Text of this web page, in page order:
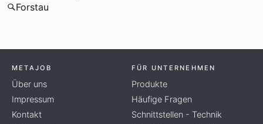
Forstau
METAJOB
Über uns
Impressum
Kontakt
FÜR UNTERNEHMEN
Produkte
Häufige Fragen
Schnittstellen - Technik